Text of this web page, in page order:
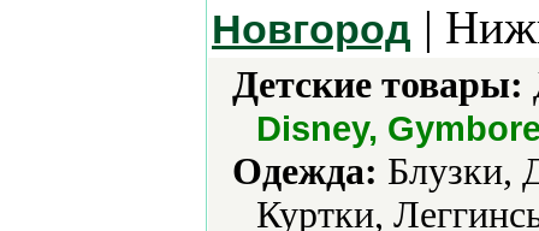
Новгород |
Детские товары:
Disney,
Одежда: Блузки,
Куртки,